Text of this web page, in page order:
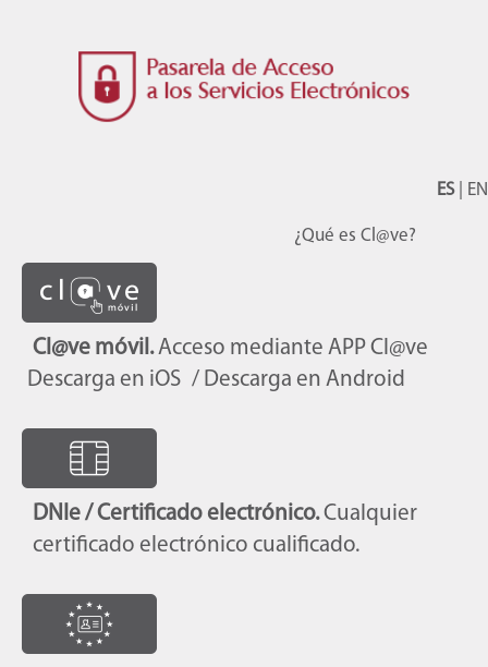
ES| EN
¿Qué es Cl@ve?
Cl@ve móvil.Acceso mediante APP Cl@ve
Descarga en iOS / Descarga en Android
DNIe / Certificado electrónico.Cualquier
certificado electrónico cualificado.